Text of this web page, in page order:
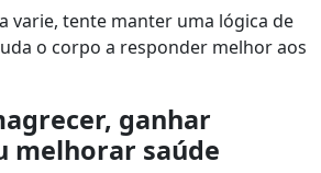
varie, tente manter uma lógica de
o corpo a responder melhor aos
ganhar
melhorar saúde